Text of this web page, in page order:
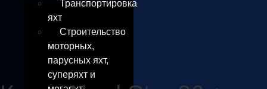
Транспортировка
яхт
Строительство
моторных,
парусных яхт,
суперяхт и